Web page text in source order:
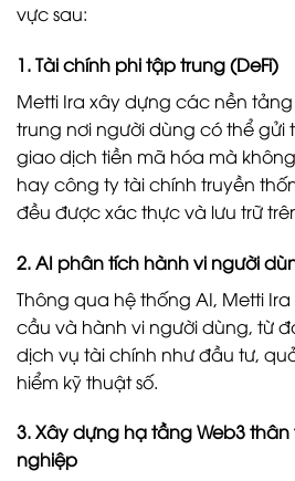
vực sau:
1. Tài chính phi tập trung (DeFi)
Metti Ira xây dựng các nền
trung nơi người dùng có thể gửi
giao dịch tiền mã hóa mà
hay công ty tài chính truyền
đều được xác thực và lưu trữ
2. AI phân tích hành vi người
Thông qua hệ thống AI, Metti
cầu và hành vi người dùng, từ
dịch vụ tài chính như đầu tư,
hiểm kỹ thuật số.
3. Xây dựng hạ tầng Web3
nghiệp